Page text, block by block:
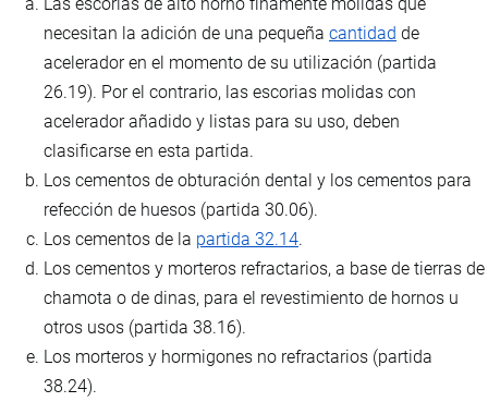
Las escorias de alto horno finamente molidas que
necesitan la adición de una pequeña cantidad de
acelerador en el momento de su utilización (partida
26.19). Por el contrario, las escorias molidas con
acelerador añadido y listas para su uso, deben
clasificarse en esta partida.
Los cementos de obturación dental y los cementos para
refección de huesos (partida 30.06).
Los cementos de la partida 32.14.
Los cementos y morteros refractarios, a base de tierras de
chamota o de dinas, para el revestimiento de hornos u
otros usos (partida 38.16).
Los morteros y hormigones no refractarios (partida
38.24).